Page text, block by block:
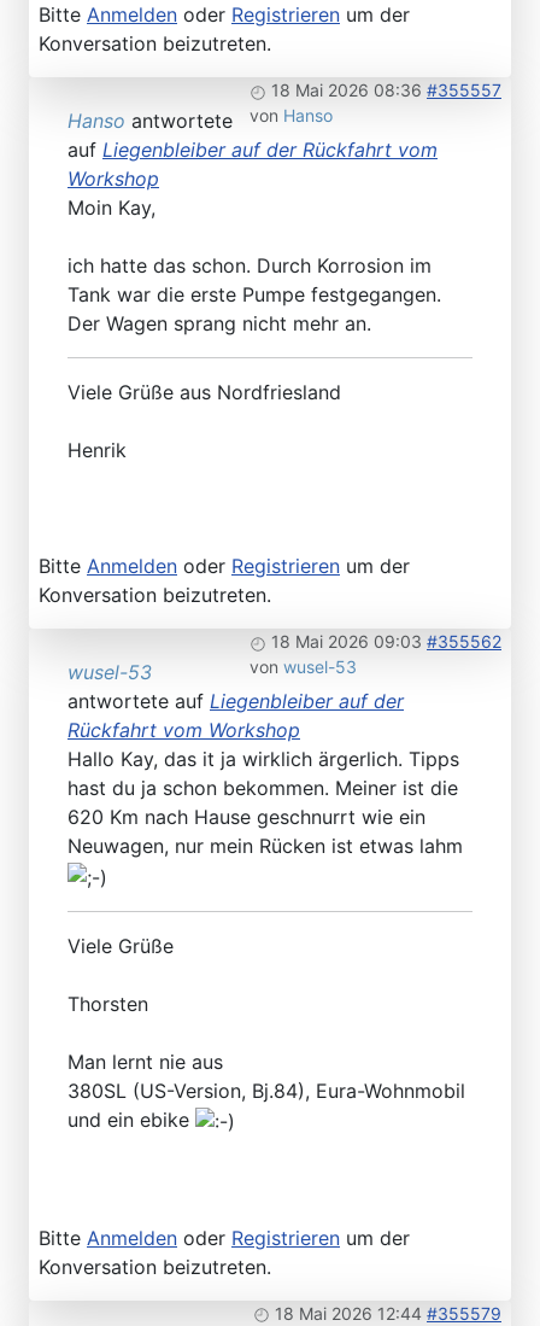
Bitte Anmelden oder Registrieren um der
Konversation beizutreten.
18 Mai 2026 08:36 #355557
von Hanso
Hanso antwortete
auf Liegenbleiber auf der Rückfahrt vom
Workshop
Moin Kay,
ich hatte das schon. Durch Korrosion im
Tank war die erste Pumpe festgegangen.
Der Wagen sprang nicht mehr an.
Viele Grüße aus Nordfriesland
Henrik
Bitte Anmelden oder Registrieren um der
Konversation beizutreten.
18 Mai 2026 09:03 #355562
von wusel-53
wusel-53
antwortete auf Liegenbleiber auf der
Rückfahrt vom Workshop
Hallo Kay, das it ja wirklich ärgerlich. Tipps
hast du ja schon bekommen. Meiner ist die
620 Km nach Hause geschnurrt wie ein
Neuwagen, nur mein Rücken ist etwas lahm
Viele Grüße
Thorsten
Man lernt nie aus
380SL (US-Version, Bj.84), Eura-Wohnmobil
und ein ebike
Bitte Anmelden oder Registrieren um der
Konversation beizutreten.
18 Mai 2026 12:44 #355579